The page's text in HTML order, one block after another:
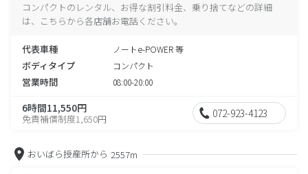
コンパクトのレンタル、お得な割引料金、乗り捨てなどの詳細
は、こちらから各店舗お電話ください。
代表車種 ノートe-POWER 等
ボディタイプ コンパクト
営業時間 08:00-20:00
6時間11,550円
免責補償制度1,650円 072-923-4123
おいばら授産所から 2557m